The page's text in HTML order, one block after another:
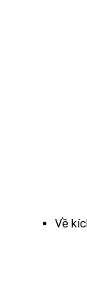
Về